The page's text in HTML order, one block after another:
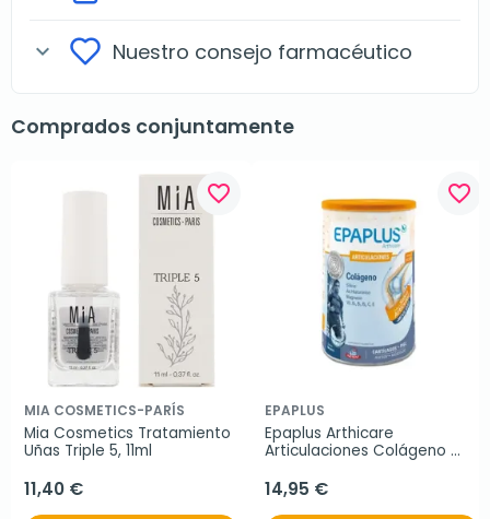
expand_more Nuestro consejo farmacéutico
Comprados conjuntamente
favorite_border
MIA COSMETICS-PARÍS
Mia Cosmetics Tratamiento
Uñas Triple 5, 11ml
11,40 €
favorite_border
EPAPLUS
Epaplus Arthicare
Articulaciones Colágeno
14,95 €